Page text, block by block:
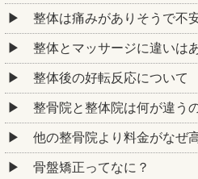
整体は痛みがありそうで不
整体とマッサージに違いは
整体後の好転反応について
整骨院と整体院は何が違う
他の整骨院より料金がなぜ
骨盤矯正ってなに？